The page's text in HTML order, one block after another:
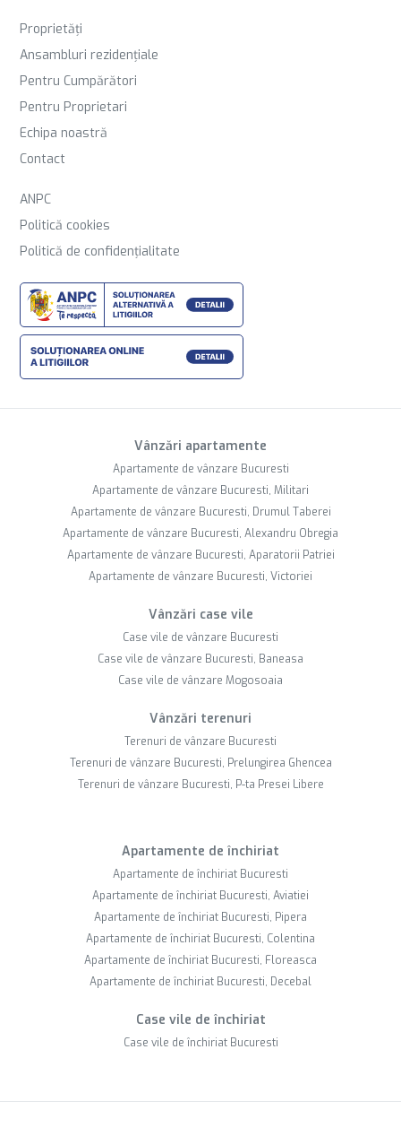
Proprietăți
Ansambluri rezidențiale
Pentru Cumpărători
Pentru Proprietari
Echipa noastră
Contact
ANPC
Politică cookies
Politică de confidențialitate
Vânzări apartamente
Apartamente de vânzare Bucuresti
Apartamente de vânzare Bucuresti, Militari
Apartamente de vânzare Bucuresti, Drumul Taberei
Apartamente de vânzare Bucuresti, Alexandru Obregia
Apartamente de vânzare Bucuresti, Aparatorii Patriei
Apartamente de vânzare Bucuresti, Victoriei
Vânzări case vile
Case vile de vânzare Bucuresti
Case vile de vânzare Bucuresti, Baneasa
Case vile de vânzare Mogosoaia
Vânzări terenuri
Terenuri de vânzare Bucuresti
Terenuri de vânzare Bucuresti, Prelungirea Ghencea
Terenuri de vânzare Bucuresti, P-ta Presei Libere
Apartamente de închiriat
Apartamente de închiriat Bucuresti
Apartamente de închiriat Bucuresti, Aviatiei
Apartamente de închiriat Bucuresti, Pipera
Apartamente de închiriat Bucuresti, Colentina
Apartamente de închiriat Bucuresti, Floreasca
Apartamente de închiriat Bucuresti, Decebal
Case vile de închiriat
Case vile de închiriat Bucuresti